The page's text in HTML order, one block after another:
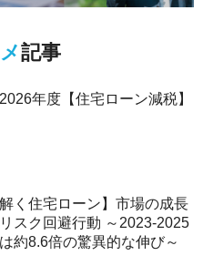
記事
年度【住宅ローン減税】
く住宅ローン】市場の成長
スク回避行動 ～2023-2025
約8.6倍の驚異的な伸び～